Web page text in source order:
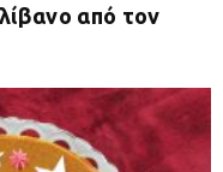
από τον